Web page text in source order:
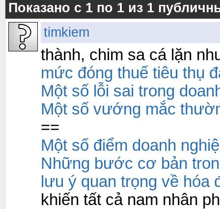
Показано с 1 по 1 из 1
timkiem
thành, chim sa cá lặn
mức đóng thuế tiêu thụ
Một số lỗi sai trong
Một số vướng mắc
==
Một số điểm doanh
Những bước cơ bản
lưu ý quan trọng về hóa
khiến tất cả nam nhân